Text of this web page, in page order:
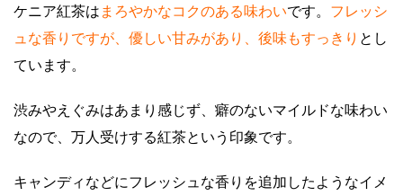
ケニア紅茶は まろやかなコクのある味わいです。 フレッシ
ュな香りですが、優しい甘みがあり、後味もすっきり とし
ています。
渋みやえぐみはあまり感じず、癖のないマイルドな味わい
なので、万人受けする紅茶という印象です。
キャンディなどにフレッシュな香りを追加したようなイメ